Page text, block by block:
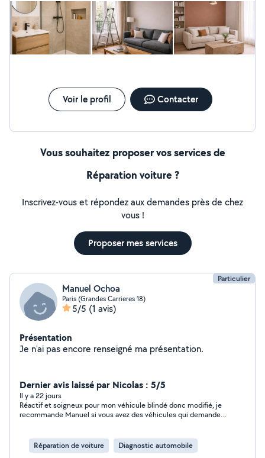
sa façon d’apprivoiser les cartons ! Je recommande fortement
ce jeune homme qui est déterminé ! Merci encore brave jeune
homme
Voir le profil Contacter
Vous souhaitez proposer vos services de
Réparation voiture ?
Inscrivez-vous et répondez aux demandes près de chez
vous !
Proposer mes services
Particulier
Manuel Ochoa
Paris (Grandes Carrieres 18)
5/5 (1 avis)
Présentation
Je n'ai pas encore renseigné ma présentation.
Dernier avis laissé par Nicolas : 5/5
Il y a 22 jours
Réactif et soigneux pour mon véhicule blindé donc modifié, je
recommande Manuel si vous avez des véhicules qui demande
Réparation de voiture
Diagnostic automobile